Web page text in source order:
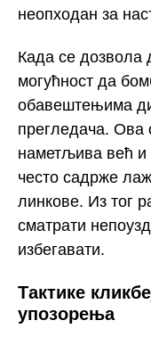
неопходан за
Када се дозвола
могућност да
обавештењима
прегледача.
наметљива већ и
често садрже
линкове. Из тог
сматрати
избегавати.
Тактике
упозорења